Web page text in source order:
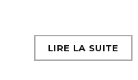
LIRE LA SUITE